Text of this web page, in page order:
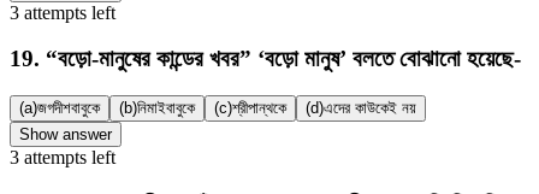
3 attempts left
19. “বড়ো-মানুষের কান্ডের খবর” ‘বড়ো মানুষ’ বলতে বোঝানো হয়েছে-
(a)জগদীশবাবুকে (b)নিমাইবাবুকে (c)শ্রীপান্থকে (d)এদের কাউকেই নয়
Show answer
3 attempts left